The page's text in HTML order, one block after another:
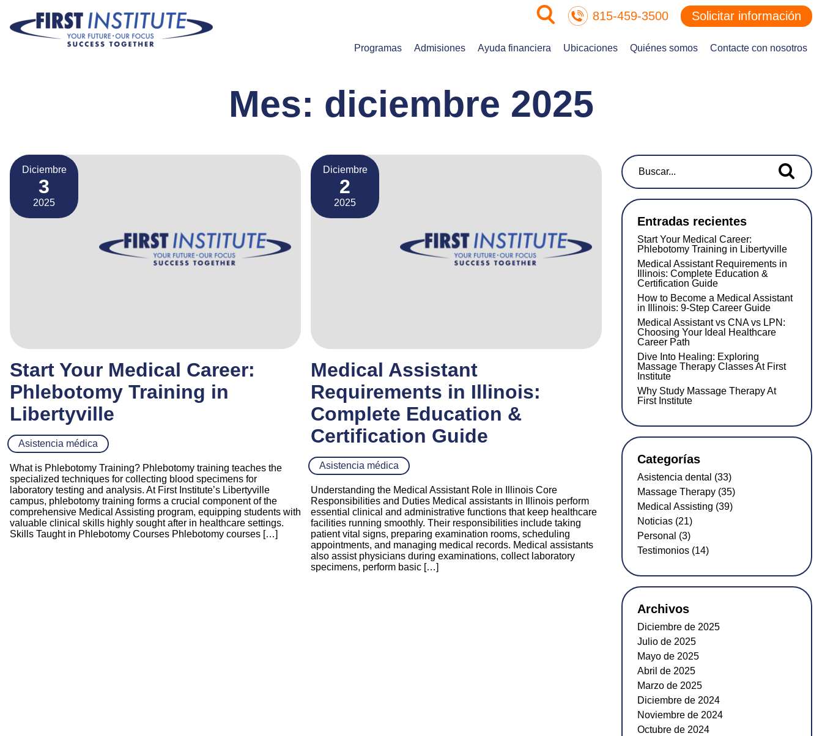
Saltar navegación 815-459-3500 Solicitar información
Programas Admisiones Ayuda financiera Ubicaciones Quiénes somos Contacte con nosotros
Mes: diciembre 2025
Diciembre
3
2025
Start Your Medical Career:
Phlebotomy Training in
Libertyville
Asistencia médica
What is Phlebotomy Training? Phlebotomy training teaches the
specialized techniques for collecting blood specimens for
laboratory testing and analysis. At First Institute’s Libertyville
campus, phlebotomy training forms a crucial component of the
comprehensive Medical Assisting program, equipping students with
valuable clinical skills highly sought after in healthcare settings.
Skills Taught in Phlebotomy Courses Phlebotomy courses […]
Diciembre
2
2025
Medical Assistant
Requirements in Illinois:
Complete Education &
Certification Guide
Asistencia médica
Understanding the Medical Assistant Role in Illinois Core
Responsibilities and Duties Medical assistants in Illinois perform
essential clinical and administrative functions that keep healthcare
facilities running smoothly. Their responsibilities include taking
patient vital signs, preparing examination rooms, scheduling
appointments, and managing medical records. Medical assistants
also assist physicians during examinations, collect laboratory
specimens, perform basic […]
Buscar...
Entradas recientes
Start Your Medical Career:
Phlebotomy Training in Libertyville
Medical Assistant Requirements in
Illinois: Complete Education &
Certification Guide
How to Become a Medical Assistant
in Illinois: 9-Step Career Guide
Medical Assistant vs CNA vs LPN:
Choosing Your Ideal Healthcare
Career Path
Dive Into Healing: Exploring
Massage Therapy Classes At First
Institute
Why Study Massage Therapy At
First Institute
Categorías
Asistencia dental (33)
Massage Therapy (35)
Medical Assisting (39)
Noticias (21)
Personal (3)
Testimonios (14)
Archivos
Diciembre de 2025
Julio de 2025
Mayo de 2025
Abril de 2025
Marzo de 2025
Diciembre de 2024
Noviembre de 2024
Octubre de 2024